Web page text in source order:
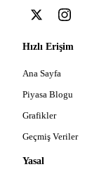
Hızlı Erişim
Ana Sayfa
Piyasa Blogu
Grafikler
Geçmiş Veriler
Yasal